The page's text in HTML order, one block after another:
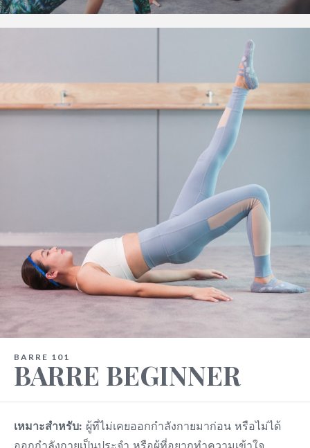
BARRE 101
BARRE BEGINNER
เหมาะสำหรับ: ผู้ที่ไม่เคยออกกำลังกายมาก่อน หรือไม่ได้
ออกกำลังกายเป็นประจำ หรือผู้ที่อยากทำความเข้าใจ